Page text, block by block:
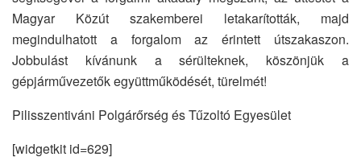
Magyar Közút szakemberei letakarították, majd
megindulhatott a forgalom az érintett útszakaszon.
Jobbulást kívánunk a sérülteknek, köszönjük a
gépjárművezetők együttműködését, türelmét!
Pilisszentiváni Polgárőrség és Tűzoltó Egyesület
[widgetkit id=629]